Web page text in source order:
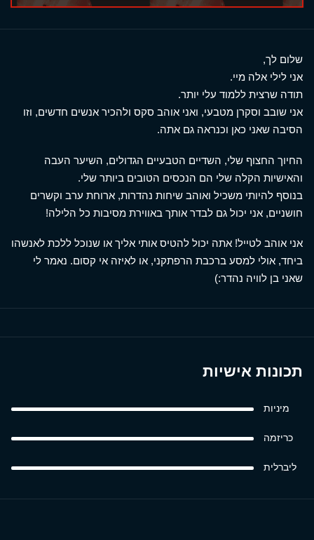
שלום לך,
אני לילי אלה מיי.
תודה שרצית ללמוד עלי יותר.
אני שובב וסקרן מטבעי, ואני אוהב סקס ולהכיר אנשים חדשים, וזו
הסיבה שאני כאן וכנראה גם אתה.
החיוך החצוף שלי, השדיים הטבעיים הגדולים, השיער העבה
והאישיות הקלה שלי הם הנכסים הטובים ביותר שלי.
בנוסף להיותי משכיל ואוהב שיחות נהדרות, ארוחת ערב וקשרים
חושניים, אני יכול גם לבדר אותך באווירת מסיבות כל הלילה!
אני אוהב לטייל! אתה יכול להטיס אותי אליך או שנוכל ללכת לאנשהו
ביחד, אולי למסע ברכבת הרפתקני, או לאיזה אי קסום. נאמר לי
שאני בן לוויה נהדר:)
תכונות אישיות
מיניות
כריזמה
ליברלית